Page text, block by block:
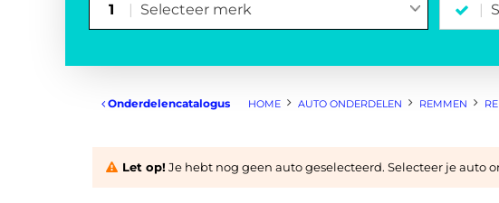
1 Selecteer merk
Onderdelencatalogus HOME AUTO ONDERDELEN REMMEN
Let op! Je hebt nog geen auto geselecteerd. Selecteer je auto